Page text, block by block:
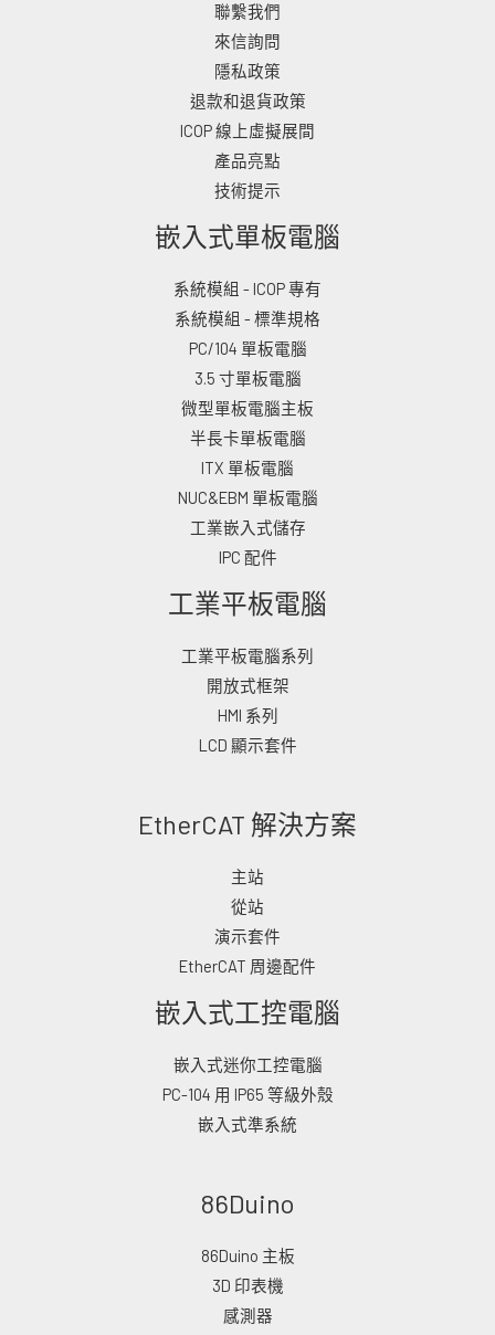
聯繫我們
來信詢問
隱私政策
退款和退貨政策
ICOP 線上虛擬展間
產品亮點
技術提示
嵌入式單板電腦
系統模組 - ICOP 專有
系統模組 - 標準規格
PC/104 單板電腦
3.5 寸單板電腦
微型單板電腦主板
半長卡單板電腦
ITX 單板電腦
NUC&EBM 單板電腦
工業嵌入式儲存
IPC 配件
工業平板電腦
工業平板電腦系列
開放式框架
HMI 系列
LCD 顯示套件
EtherCAT 解決方案
主站
從站
演示套件
EtherCAT 周邊配件
嵌入式工控電腦
嵌入式迷你工控電腦
PC-104 用 IP65 等級外殼
嵌入式準系統
86Duino
86Duino 主板
3D 印表機
感測器